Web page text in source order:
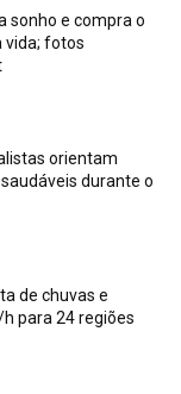
sonho e compra o
vida; fotos
orientam
durante o
de chuvas e
para 24 regiões